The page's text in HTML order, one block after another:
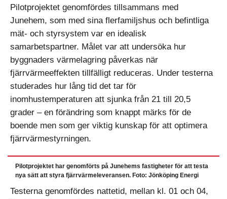
Pilotprojektet genomfördes tillsammans med
Junehem, som med sina flerfamiljshus och befintliga
mät- och styrsystem var en idealisk
samarbetspartner. Målet var att undersöka hur
byggnaders värmelagring påverkas när
fjärrvärmeeffekten tillfälligt reduceras. Under testerna
studerades hur lång tid det tar för
inomhustemperaturen att sjunka från 21 till 20,5
grader – en förändring som knappt märks för de
boende men som ger viktig kunskap för att optimera
fjärrvärmestyrningen.
Pilotprojektet har genomförts på Junehems fastigheter för att testa
nya sätt att styra fjärrvärmeleveransen. Foto: Jönköping Energi
Testerna genomfördes nattetid, mellan kl. 01 och 04,